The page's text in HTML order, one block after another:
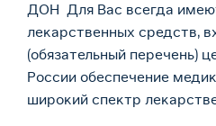
ДОН Для Вас всегда
лекарственных средств,
(обязательный перечень)
России обеспечение
широкий спектр